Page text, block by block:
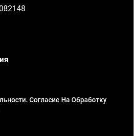
Согласие На Обработку